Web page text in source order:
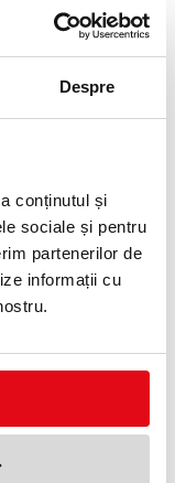
Despre
conținutul și
sociale și pentru
partenerilor de
informații cu
dimensiune
cu iPad-ul,
ideal pentru a
fi folosite
împreună.
de certificare
FSC®.
Protejeaza
elastica